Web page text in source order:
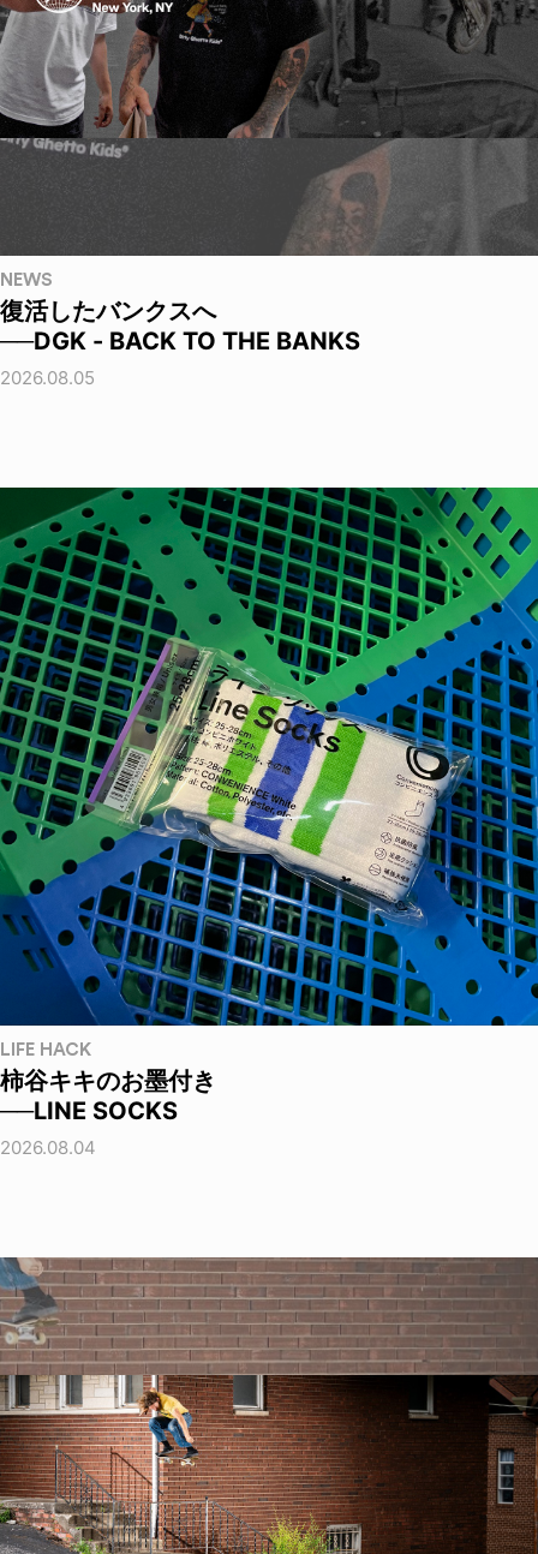
NEWS
復活したバンクスへ
──DGK - BACK TO THE BANKS
2026.08.05
LIFE HACK
柿谷キキのお墨付き
──LINE SOCKS
2026.08.04